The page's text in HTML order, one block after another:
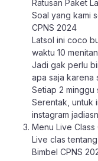
Ratusan Paket
Soal yang kami
CPNS 2024
Latsol ini coco
waktu 10
Jadi gak perlu
apa saja karena
Setiap 2 minggu
Serentak, untuk
instagram
Menu Live Class
Live clas
Bimbel CPNS